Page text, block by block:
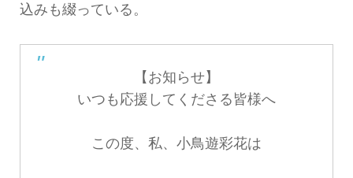
込みも綴っている。
【お知らせ】
いつも応援してくださる皆様へ
この度、私、小鳥遊彩花は